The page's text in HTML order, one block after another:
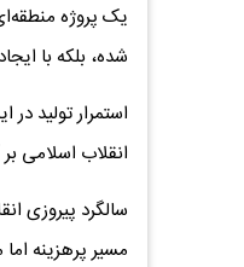
یک پروژه
شده، بلکه با
استمرار تولید
انقلاب اسلامی
سالگرد پیروزی
مسیر پرهزینه